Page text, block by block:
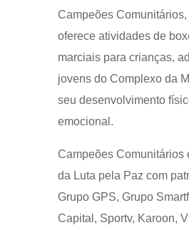
Campeões
oferece atividades de
marciais para crianças,
jovens do Complexo da
seu desenvolvimento
emocional.
Campeões Comunitários
da Luta pela Paz com
Grupo GPS, Grupo
Capital, Sportv, Karoon,